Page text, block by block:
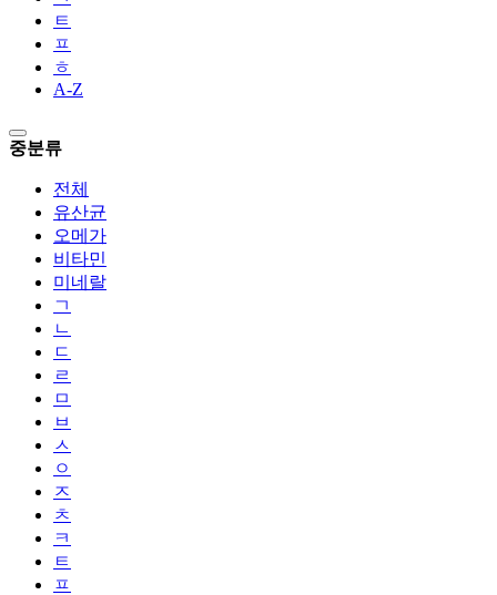
ㅌ
ㅍ
ㅎ
A-Z
중분류
전체
유산균
오메가
비타민
미네랄
ㄱ
ㄴ
ㄷ
ㄹ
ㅁ
ㅂ
ㅅ
ㅇ
ㅈ
ㅊ
ㅋ
ㅌ
ㅍ